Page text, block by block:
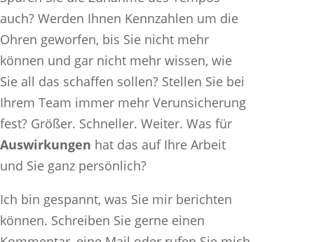
auch? Werden Ihnen Kennzahlen um die
Ohren geworfen, bis Sie nicht mehr
können und gar nicht mehr wissen, wie
Sie all das schaffen sollen? Stellen Sie bei
Ihrem Team immer mehr Verunsicherung
fest? Größer. Schneller. Weiter. Was für
Auswirkungen hat das auf Ihre Arbeit
und Sie ganz persönlich?
Ich bin gespannt, was Sie mir berichten
können. Schreiben Sie gerne einen